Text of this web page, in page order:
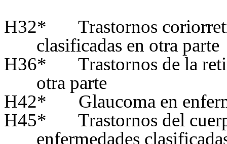
H32*
Trastornos
clasificadas en otra parte
H36*
Trastornos de la
otra parte
H42*
Glaucoma en
H45*
Trastornos del
enfermedades